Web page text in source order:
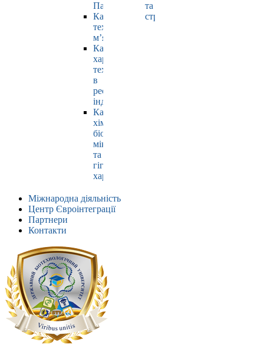
Павлюк
Кафедра
технології
м’яса
Кафедра
харчових
технологій
в
ресторанній
індустрії
Кафедра
хімії,
біохімії,
мікробіології
та
гігієни
харчування
та
страхування
Міжнародна діяльність
Центр Євроінтеграції
Партнери
Контакти